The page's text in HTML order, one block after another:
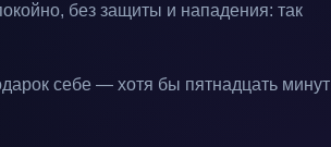
без защиты и нападения: так
себе — хотя бы пятнадцать минут